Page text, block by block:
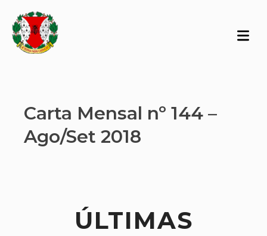
Carta Mensal nº 144 –
Ago/Set 2018
ÚLTIMAS